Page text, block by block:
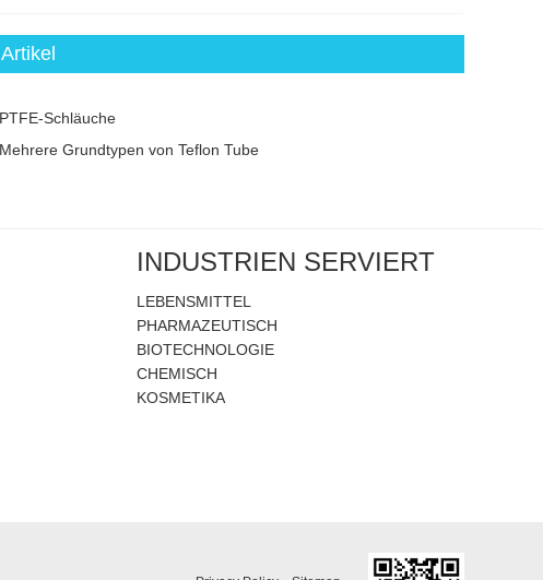
PTFE-Schläuche
Mehrere Grundtypen von Teflon Tube
INDUSTRIEN SERVIERT
LEBENSMITTEL
PHARMAZEUTISCH
BIOTECHNOLOGIE
CHEMISCH
KOSMETIKA